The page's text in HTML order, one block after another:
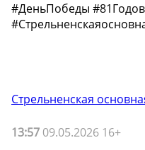
#ДеньПобеды
Стрельненская
13:57 09.05.2026 16+